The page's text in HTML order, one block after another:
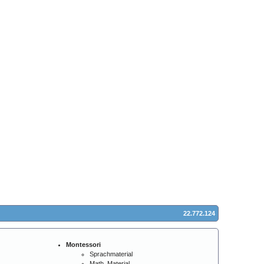
22.772.124
Montessori
Sprachmaterial